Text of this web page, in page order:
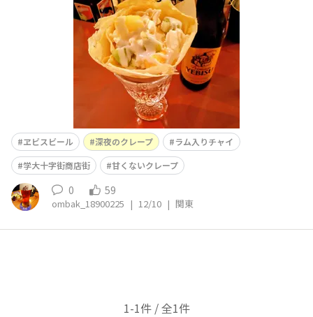
深夜まで空いているので、はしご酒の〆めのクレープを、
ヱビスビール 深夜のクレープ
ラム入りチャイ
学大十字街商店街
甘くないクレープ
0 59
ombak_18900225 | 12/10 | 関東
1-1件 / 全1件